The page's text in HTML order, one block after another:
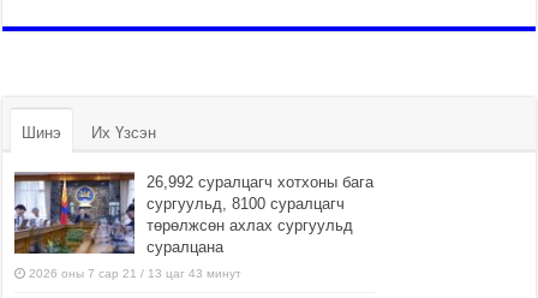
Шинэ Их Үзсэн
26,992 суралцагч хотхоны бага
сургуульд, 8100 суралцагч
төрөлжсөн ахлах сургуульд
суралцана
2026 оны 7 сар 21 / 13 цаг 43 минут